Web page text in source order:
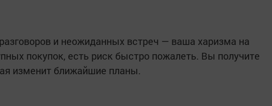
и неожиданных встреч — ваша харизма на
покупок, есть риск быстро пожалеть. Вы получите
изменит ближайшие планы.